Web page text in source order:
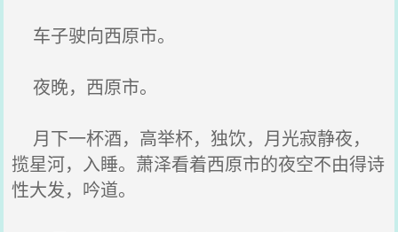
车子驶向西原市。
夜晚，西原市。
月下一杯酒，高举杯，独饮，月光寂静夜，
揽星河，入睡。萧泽看着西原市的夜空不由得诗
性大发，吟道。